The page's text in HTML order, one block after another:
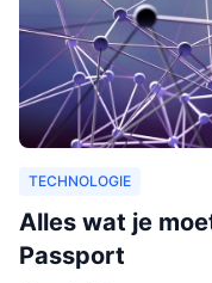
TECHNOLOGIE
Alles wat je
Passport